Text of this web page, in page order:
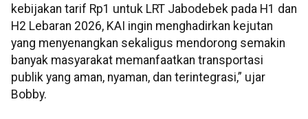
kebijakan tarif Rp1 untuk LRT Jabodebek pada H1 dan
H2 Lebaran 2026, KAI ingin menghadirkan kejutan
yang menyenangkan sekaligus mendorong semakin
banyak masyarakat memanfaatkan transportasi
publik yang aman, nyaman, dan terintegrasi,” ujar
Bobby.